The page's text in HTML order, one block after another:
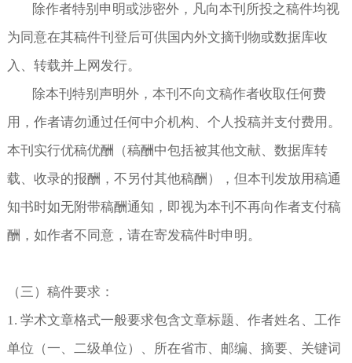
除作者特别申明或涉密外，凡向本刊所投之稿件均视
为同意在其稿件刊登后可供国内外文摘刊物或数据库收
入、转载并上网发行。
除本刊特别声明外，本刊不向文稿作者收取任何费
用，作者请勿通过任何中介机构、个人投稿并支付费用。
本刊实行优稿优酬（稿酬中包括被其他文献、数据库转
载、收录的报酬，不另付其他稿酬），但本刊发放用稿通
知书时如无附带稿酬通知，即视为本刊不再向作者支付稿
酬，如作者不同意，请在寄发稿件时申明。
（三）稿件要求：
1. 学术文章格式一般要求包含文章标题、作者姓名、工作
单位（一、二级单位）、所在省市、邮编、摘要、关键词